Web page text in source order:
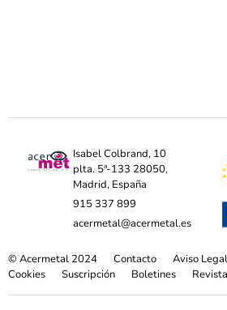
Isabel Colbrand, 10
plta. 5ª-133 28050,
Madrid, España
915 337 899
acermetal@acermetal.es
© Acermetal 2024 Contacto
Aviso
Cookies
Suscripción Boletines